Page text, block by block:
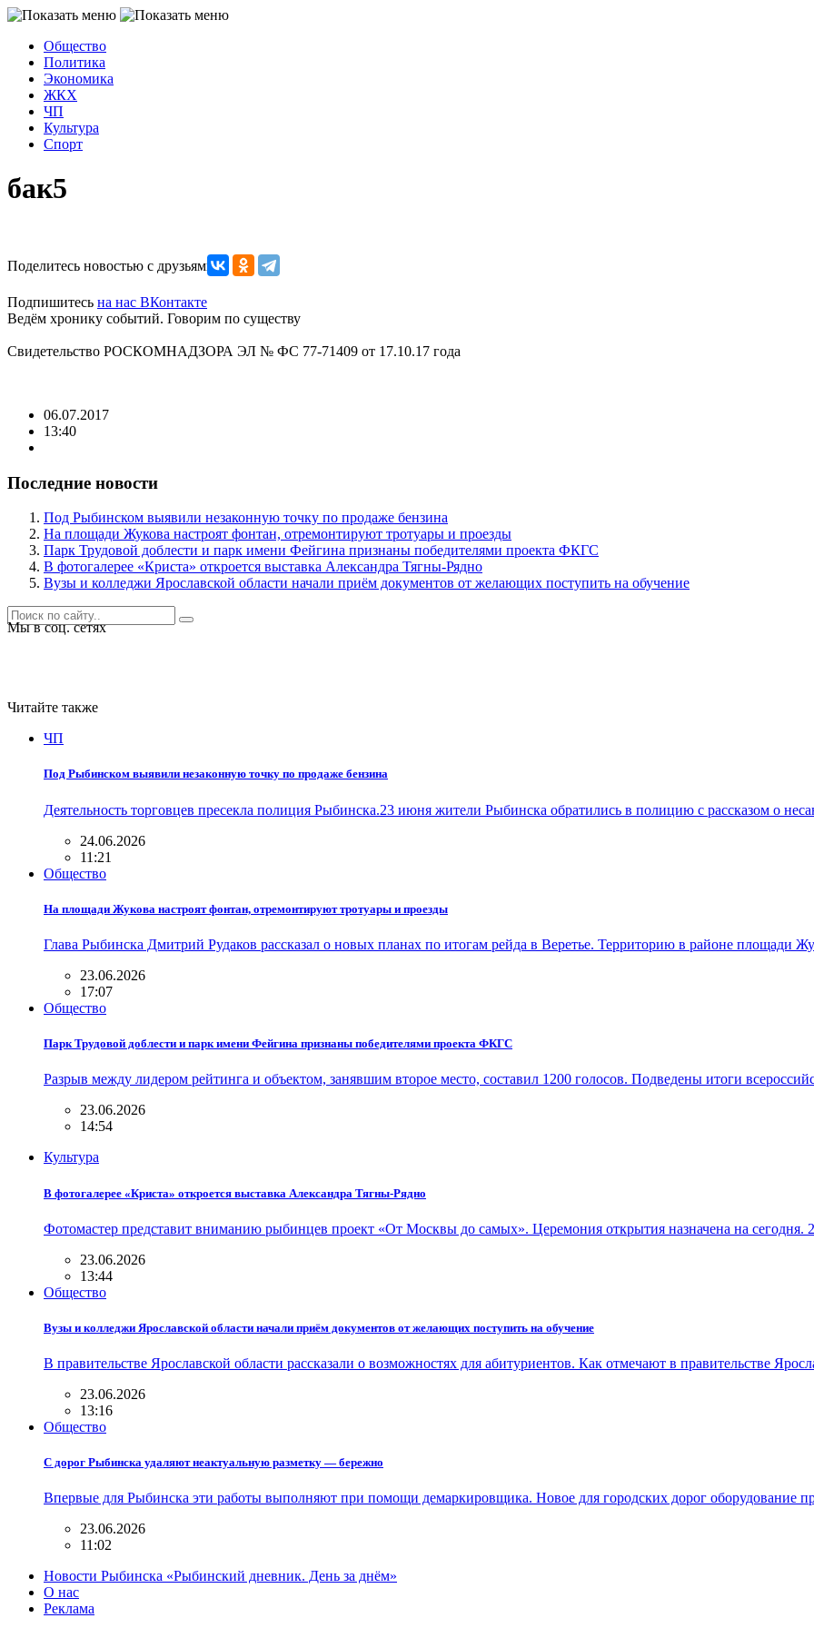
Общество
Политика
Экономика
ЖКХ
ЧП
Культура
Спорт
бак5
Поделитесь новостью с друзьями
Подпишитесь на нас ВКонтакте
Ведём хронику событий. Говорим по существу
Свидетельство РОСКОМНАДЗОРА ЭЛ № ФС 77-71409 от 17.10.17 года
06.07.2017
13:40
Последние новости
Под Рыбинском выявили незаконную точку по продаже бензина
На площади Жукова настроят фонтан, отремонтируют тротуары и проезды
Парк Трудовой доблести и парк имени Фейгина признаны победителями проекта ФКГС
В фотогалерее «Криста» откроется выставка Александра Тягны-Рядно
Вузы и колледжи Ярославской области начали приём документов от желающих поступить на обучение
Мы в соц. сетях
Читайте также
ЧП
Под Рыбинском выявили незаконную точку по продаже бензина
Деятельность торговцев пресекла полиция Рыбинска.23 июня жители Рыбинска обратились в полицию с рассказом о
24.06.2026
11:21
Общество
На площади Жукова настроят фонтан, отремонтируют тротуары и проезды
Глава Рыбинска Дмитрий Рудаков рассказал о новых планах по итогам рейда в Веретье. Территорию в районе площади
23.06.2026
17:07
Общество
Парк Трудовой доблести и парк имени Фейгина признаны победителями проекта ФКГС
Разрыв между лидером рейтинга и объектом, занявшим второе место, составил 1200 голосов. Подведены итоги
23.06.2026
14:54
Культура
В фотогалерее «Криста» откроется выставка Александра Тягны-Рядно
Фотомастер представит вниманию рыбинцев проект «От Москвы до самых». Церемония открытия назначена на
23.06.2026
13:44
Общество
Вузы и колледжи Ярославской области начали приём документов от желающих поступить на обучение
В правительстве Ярославской области рассказали о возможностях для абитуриентов. Как отмечают в правительстве
23.06.2026
13:16
Общество
С дорог Рыбинска удаляют неактуальную разметку — бережно
Впервые для Рыбинска эти работы выполняют при помощи демаркировщика. Новое для городских дорог оборудование
23.06.2026
11:02
Новости Рыбинска «Рыбинский дневник. День за днём»
О нас
Реклама